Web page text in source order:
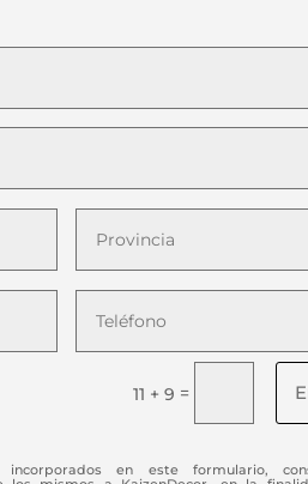
11 + 9 =
en este formulario,